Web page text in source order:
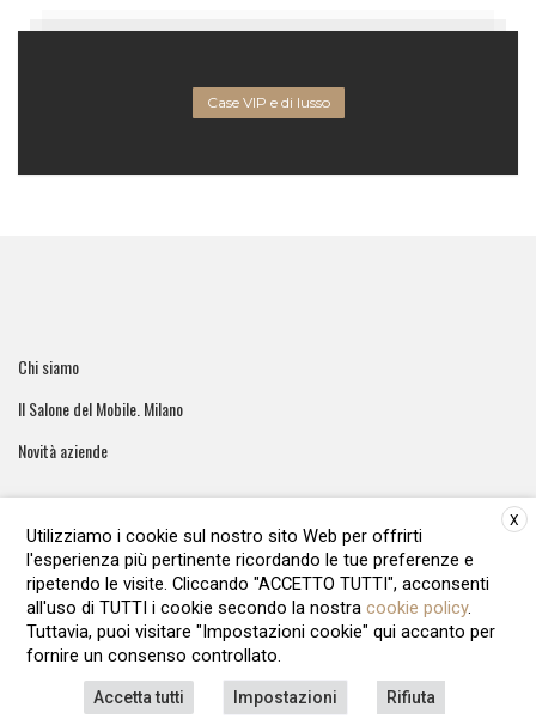
Case VIP e di lusso
Chi siamo
Il Salone del Mobile. Milano
Novità aziende
ArreCasa e' una testata giornalistica registrata al tribunale di
Roma - Numero 51/2016 Direttore responsabile: Raffaella Roani
Editore: ARvis.it - Via Alessandria 88 00198 Roma - 09041871006
REA1135122 - Cap.soc.12.500 € i.v
LAVORA CON NOI PRIVACY POLICY COOKIE POLICY
X
Utilizziamo i cookie sul nostro sito Web per offrirti
l'esperienza più pertinente ricordando le tue preferenze e
ripetendo le visite. Cliccando "ACCETTO TUTTI", acconsenti
all'uso di TUTTI i cookie secondo la nostra cookie policy.
Tuttavia, puoi visitare "Impostazioni cookie" qui accanto per
fornire un consenso controllato.
Accetta tutti Impostazioni Rifiuta